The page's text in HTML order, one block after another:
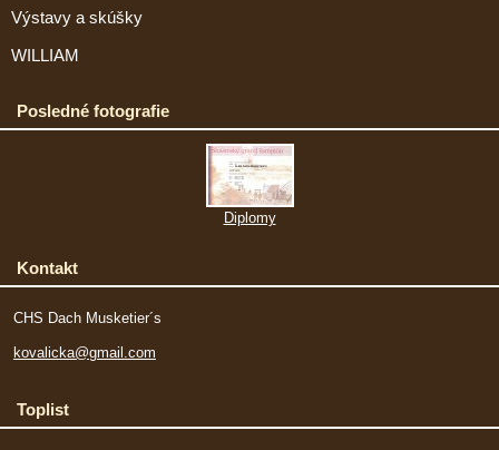
Výstavy a skúšky
WILLIAM
Posledné fotografie
Diplomy
Kontakt
CHS Dach Musketier´s
kovalicka@gmail.com
Toplist